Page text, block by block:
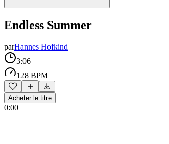
Endless Summer
parHannes Hofkind
3:06
128 BPM
Acheter le titre
0:00